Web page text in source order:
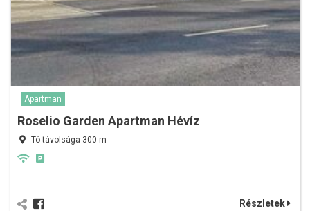
Apartman
Roselio Garden Apartman Hévíz
Tó távolsága 300 m
Részletek